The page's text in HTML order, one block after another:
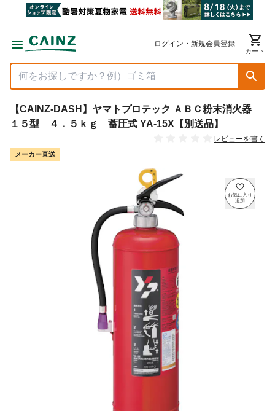
ログイン・新規会員登録
カート
【CAINZ-DASH】ヤマトプロテック ＡＢＣ粉末消火器
１５型 ４．５ｋｇ 蓄圧式 YA-15X【別送品】
レビューを書く
メーカー直送